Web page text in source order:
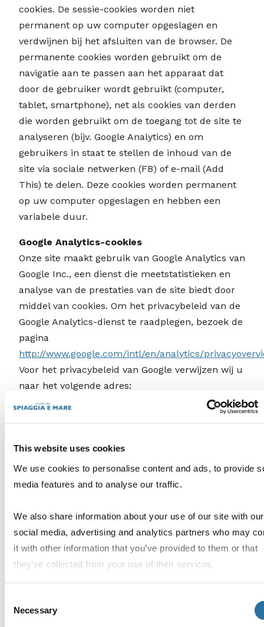
This website uses cookies
We use cookies to personalise content and ads, to provide
media features and to analyse our traffic.
We also share information about your use of our site with our
social media, advertising and analytics partners who may
it with other information that you’ve provided to them or that
they’ve collected from your use of their services.
Selection
Necessary
cookies. De sessie-cookies worden niet
permanent op uw computer opgeslagen en
verdwijnen bij het afsluiten van de browser. De
permanente cookies worden gebruikt om de
navigatie aan te passen aan het apparaat dat
door de gebruiker wordt gebruikt (computer,
tablet, smartphone), net als cookies van derden
die worden gebruikt om de toegang tot de site te
analyseren (bijv. Google Analytics) en om
gebruikers in staat te stellen de inhoud van de
site via sociale netwerken (FB) of e-mail (Add
This) te delen. Deze cookies worden permanent
op uw computer opgeslagen en hebben een
variabele duur.
Google Analytics-cookies
Onze site maakt gebruik van Google Analytics van
Google Inc., een dienst die meetstatistieken en
analyse van de prestaties van de site biedt door
middel van cookies. Om het privacybeleid van de
Google Analytics-dienst te raadplegen, bezoek de
pagina
http://www.google.com/intl/en/analytics/
Voor het privacybeleid van Google verwijzen wij u
naar het volgende adres:
http://www.google.com/intl/it/privacy/privacy-
Google Adwords & Google Remarketing-
De website kan gebruikmaken van de Google
Adwords software en de Google Remarketing-
Inc. De functie voor het bijhouden van conversies
van AdWords maakt ook gebruik van cookies. Om
ons te helpen verkopen en andere conversies bij
te houden, wordt een cookie toegevoegd aan de
computer van een gebruiker wanneer die
heeft een levensduur van 30 dagen en verzamelt